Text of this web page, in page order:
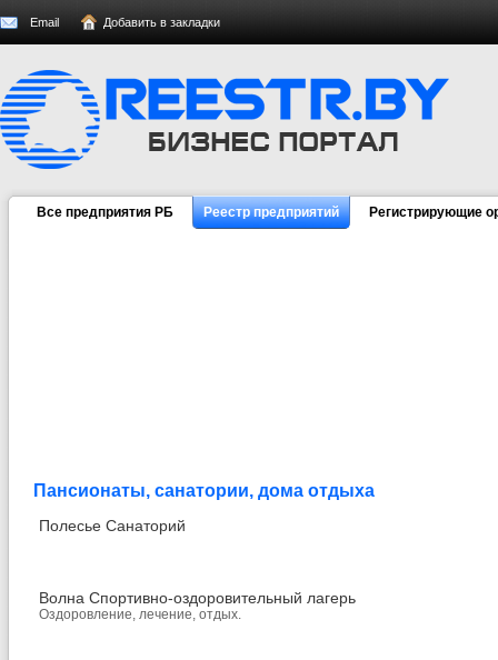
Email Добавить в закладки
Все предприятия РБ Реестр предприятий Регистрирующие
Пансионаты, санатории, дома отдыха
Полесье Санаторий
Волна Спортивно-оздоровительный лагерь
Оздоровление, лечение, отдых.